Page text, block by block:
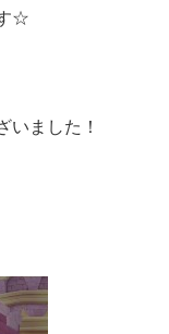
☆
いました！